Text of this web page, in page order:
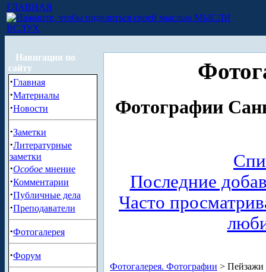
ГЛАВНАЯ
МЫСЛИ
ВСЛУХ
Навигация по
сайту
·Главная
·Материалы
·Новости
·Заметки
·Литературные
заметки
·Особое мнение
·Комментарии
·Публичные дела
·Преподаватели
·Фотогалерея
·Форум
Фотографии
Последние
Часто
Фотогалерея. Фотографии > Пейзажи